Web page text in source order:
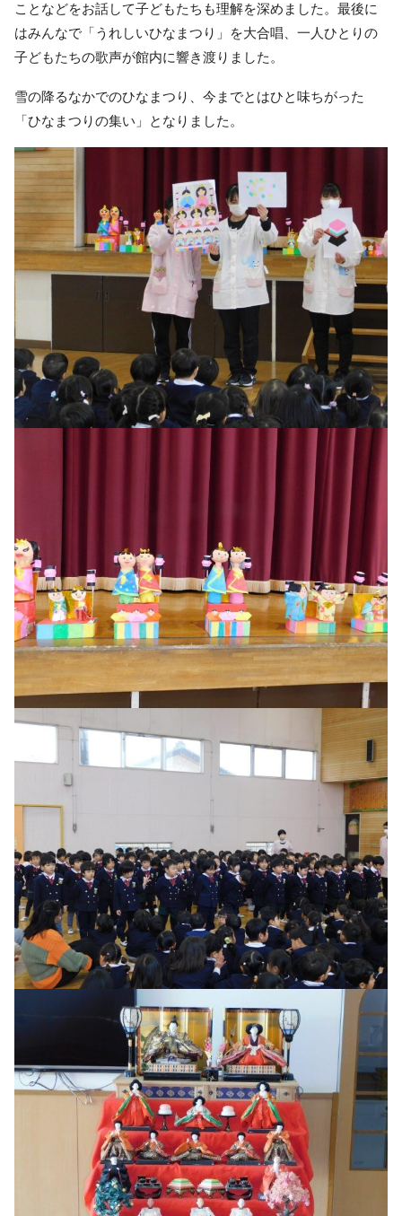
ことなどをお話して子どもたちも理解を深めました。最後に
はみんなで「うれしいひなまつり」を大合唱、一人ひとりの
子どもたちの歌声が館内に響き渡りました。
雪の降るなかでのひなまつり、今までとはひと味ちがった
「ひなまつりの集い」となりました。